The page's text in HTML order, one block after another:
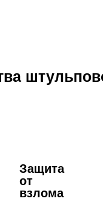
Защита
от
взлома